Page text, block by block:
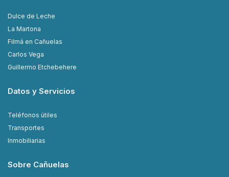
Dulce de Leche
La Martona
Filmá en Cañuelas
Carlos Vega
Guillermo Etchebehere
Datos y Servicios
Teléfonos útiles
Transportes
Inmobiliarias
Sobre Cañuelas